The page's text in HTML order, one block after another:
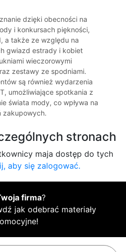
dzięki obecności na
i konkursach piękności,
a także ze względu na
gwiazd estrady i kobiet
wieczorowymi
zestawy ze spodniami.
są również wydarzenia
umożliwiające spotkania z
świata mody, co wpływa na
zakupowych.
stronach
maja dostęp do tych
aby się zalogować.
firma?
jak odebrać materiały